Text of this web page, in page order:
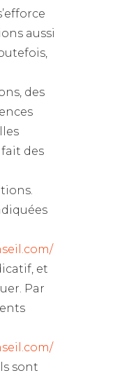
aussi
des
des
et
Par
sont